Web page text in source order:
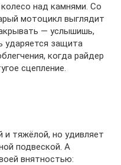
над камнями. Со
мотоцикл выглядит
— услышишь,
защита
когда райдер
сцепление.
тяжёлой, но удивляет
подвеской. А
внятностью: